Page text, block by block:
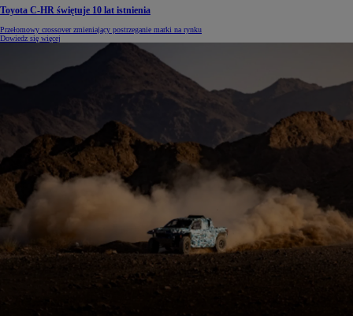
Toyota C-HR świętuje 10 lat istnienia
Przełomowy crossover zmieniający postrzeganie marki na rynku
Dowiedz się więcej